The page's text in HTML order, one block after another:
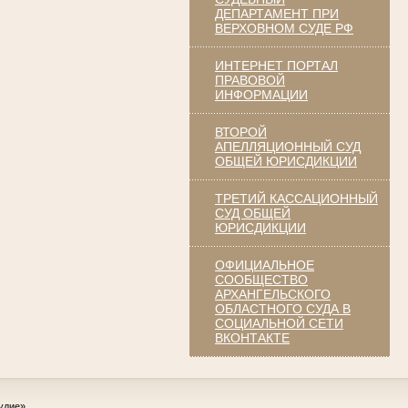
ДЕПАРТАМЕНТ ПРИ
ВЕРХОВНОМ СУДЕ РФ
ИНТЕРНЕТ ПОРТАЛ
ПРАВОВОЙ
ИНФОРМАЦИИ
ВТОРОЙ
АПЕЛЛЯЦИОННЫЙ СУД
ОБЩЕЙ ЮРИСДИКЦИИ
ТРЕТИЙ КАССАЦИОННЫЙ
СУД ОБЩЕЙ
ЮРИСДИКЦИИ
ОФИЦИАЛЬНОЕ
СООБЩЕСТВО
АРХАНГЕЛЬСКОГО
ОБЛАСТНОГО СУДА В
СОЦИАЛЬНОЙ СЕТИ
ВКОНТАКТЕ